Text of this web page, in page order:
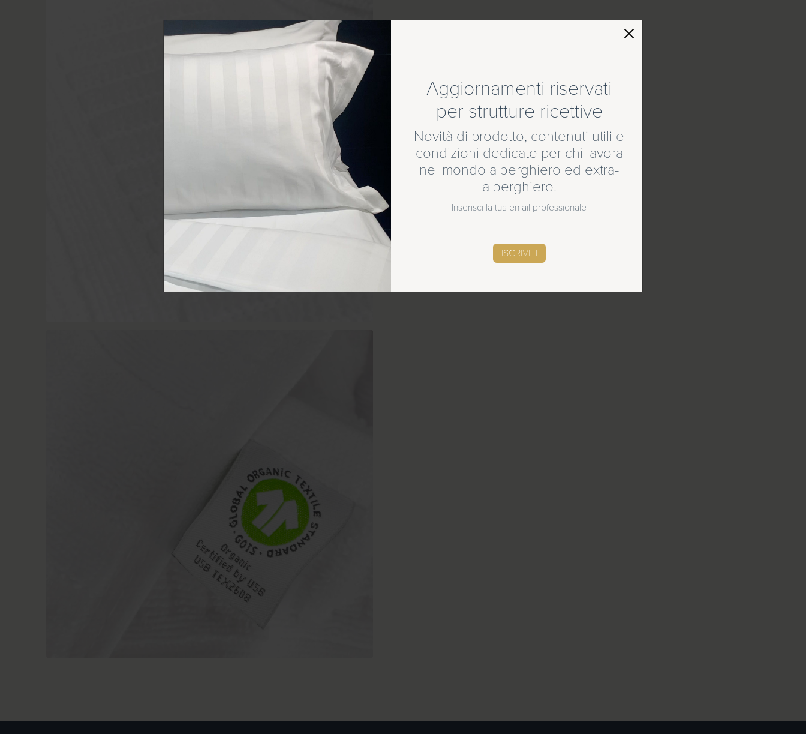
è il nuovo brand di
SCOPRI LE NOVITÀ
Aggiornamenti riservati
per strutture ricettive
Novità di prodotto, contenuti utili e
condizioni dedicate per chi lavora
nel mondo alberghiero ed extra-
alberghiero.
Inserisci la tua email professionale
ISCRIVITI